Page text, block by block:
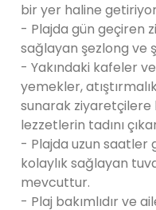
bir yer haline
- Plajda gün geçiren
sağlayan şezlong ve
- Yakındaki kafeler
yemekler,
sunarak ziyaretçilere
lezzetlerin tadını
- Plajda uzun saatler
kolaylık sağlayan
mevcuttur.
- Plaj bakımlıdır ve